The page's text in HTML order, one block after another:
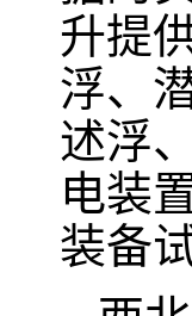
升提
浮、
述浮
电装
装备